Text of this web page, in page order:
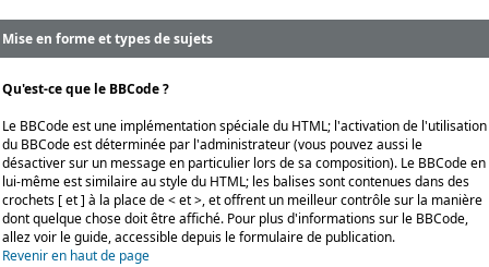
Mise en forme et types de sujets
Qu'est-ce que le BBCode ?
Le BBCode est une implémentation spéciale du HTML; l'activation de l'utilisation
du BBCode est déterminée par l'administrateur (vous pouvez aussi le
désactiver sur un message en particulier lors de sa composition). Le BBCode en
lui-même est similaire au style du HTML; les balises sont contenues dans des
crochets [ et ] à la place de < et >, et offrent un meilleur contrôle sur la manière
dont quelque chose doit être affiché. Pour plus d'informations sur le BBCode,
allez voir le guide, accessible depuis le formulaire de publication.
Revenir en haut de page